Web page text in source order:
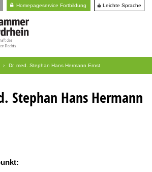
Homepageservice Fortbildung Leichte Sprache
Dr. med. Stephan Hans Hermann Ernst
Stephan Hans Hermann